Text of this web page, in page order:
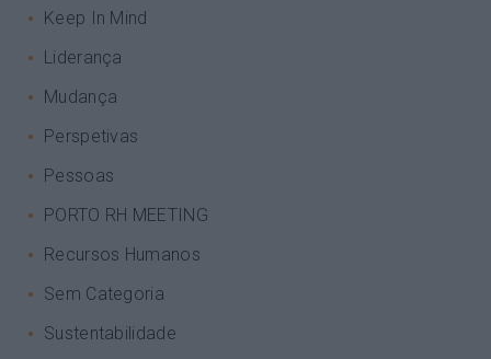
Keep In Mind
Liderança
Mudança
Perspetivas
Pessoas
PORTO RH MEETING
Recursos Humanos
Sem Categoria
Sustentabilidade